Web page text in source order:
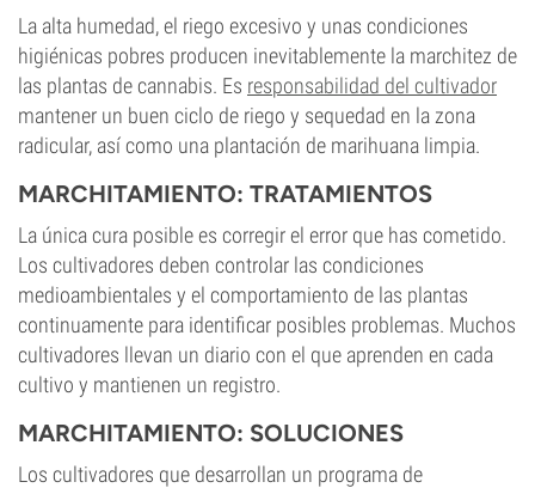
La alta humedad, el riego excesivo y unas condiciones
higiénicas pobres producen inevitablemente la marchitez de
las plantas de cannabis. Es responsabilidad del cultivador
mantener un buen ciclo de riego y sequedad en la zona
radicular, así como una plantación de marihuana limpia.
MARCHITAMIENTO: TRATAMIENTOS
La única cura posible es corregir el error que has cometido.
Los cultivadores deben controlar las condiciones
medioambientales y el comportamiento de las plantas
continuamente para identificar posibles problemas. Muchos
cultivadores llevan un diario con el que aprenden en cada
cultivo y mantienen un registro.
MARCHITAMIENTO: SOLUCIONES
Los cultivadores que desarrollan un programa de